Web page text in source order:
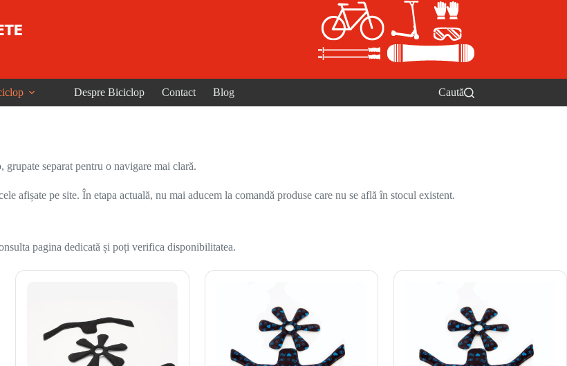
Despre Biciclop Contact Blog Caută
separat pentru o navigare mai clară.
afișate pe site. În etapa actuală, nu mai aducem la comandă produse care nu se află în stocul existent.
pagina dedicată și poți verifica disponibilitatea.